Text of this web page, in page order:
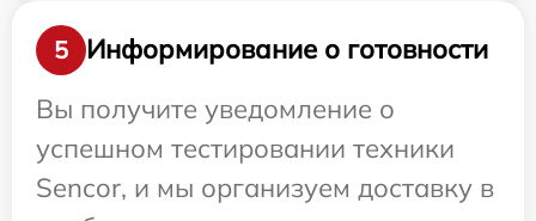
5
Информирование о готовности
Вы получите уведомление о
успешном тестировании техники
Sencor, и мы организуем доставку в